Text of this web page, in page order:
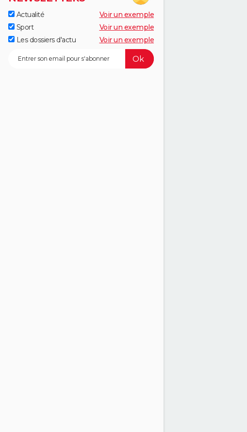
Actualité
Voir un exemple
Sport
Voir un exemple
Les dossiers d'actu
Voir un exemple